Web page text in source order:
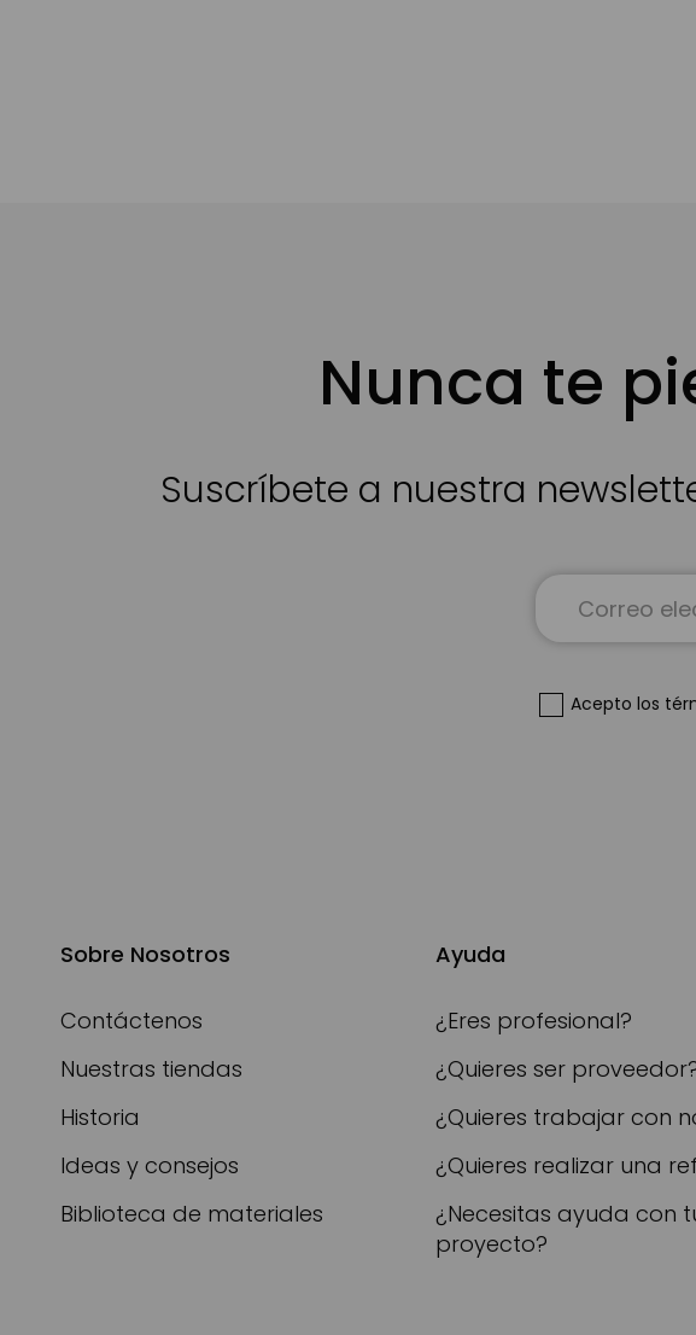
Nunca te
Suscríbete a nuestra
Acepto los
Sobre Nosotros
Contáctenos
Nuestras tiendas
Historia
Ideas y consejos
Biblioteca de materiales
Ayuda
¿Eres profesional?
¿Quieres ser
¿Quieres trabajar con
¿Quieres realizar una
¿Necesitas ayuda con
proyecto?